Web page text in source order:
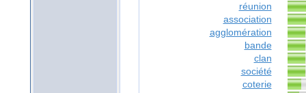
réunion
association
agglomération
bande
clan
société
coterie